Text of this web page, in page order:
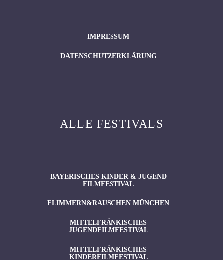
IMPRESSUM
DATENSCHUTZERKLÄRUNG
ALLE FESTIVALS
BAYERISCHES KINDER & JUGEND
FILMFESTIVAL
FLIMMERN&RAUSCHEN MÜNCHEN
MITTELFRÄNKISCHES
JUGENDFILMFESTIVAL
MITTELFRÄNKISCHES
KINDERFILMFESTIVAL